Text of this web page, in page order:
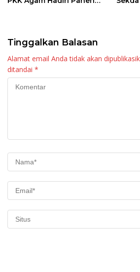
Tinggalkan Balasan
Alamat email Anda tidak akan
ditandai *